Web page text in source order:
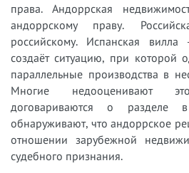
права. Андоррская
андоррскому праву.
российскому. Испанская
создаёт ситуацию, при которой
параллельные производства в
Многие недооценивают
договариваются о
обнаруживают, что андоррское
отношении зарубежной
судебного признания.